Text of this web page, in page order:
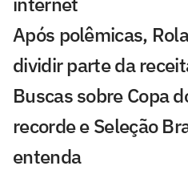
Após polêmicas,
dividir parte da
Buscas sobre Copa
recorde e Seleção
entenda